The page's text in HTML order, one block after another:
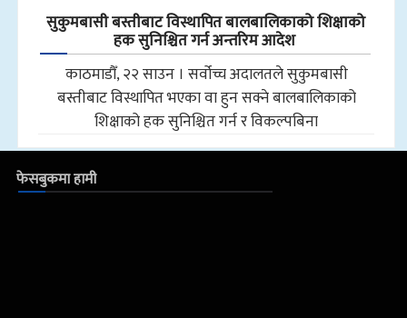
सुकुमबासी बस्तीबाट विस्थापित बालबालिकाको शिक्षाको
हक सुनिश्चित गर्न अन्तरिम आदेश
काठमाडौँ, २२ साउन । सर्वोच्च अदालतले सुकुमबासी
बस्तीबाट विस्थापित भएका वा हुन सक्ने बालबालिकाको
शिक्षाको हक सुनिश्चित गर्न र विकल्पबिना
फेसबुकमा हामी